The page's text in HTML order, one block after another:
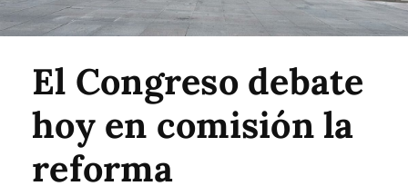
El Congreso debate
hoy en comisión la
reforma